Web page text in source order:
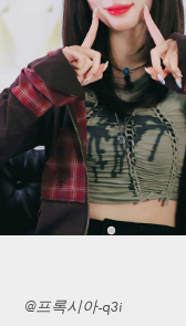
@프록시아-q3i